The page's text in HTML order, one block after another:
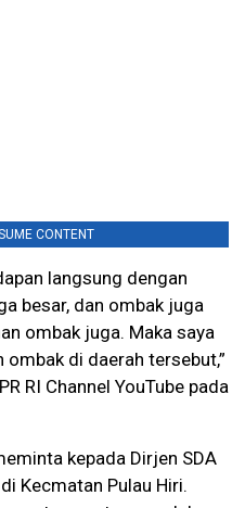
CONTENT
langsung dengan
besar, dan ombak juga
ombak juga. Maka saya
di daerah tersebut,”
RI Channel YouTube pada
kepada Dirjen SDA
Kecmatan Pulau Hiri.